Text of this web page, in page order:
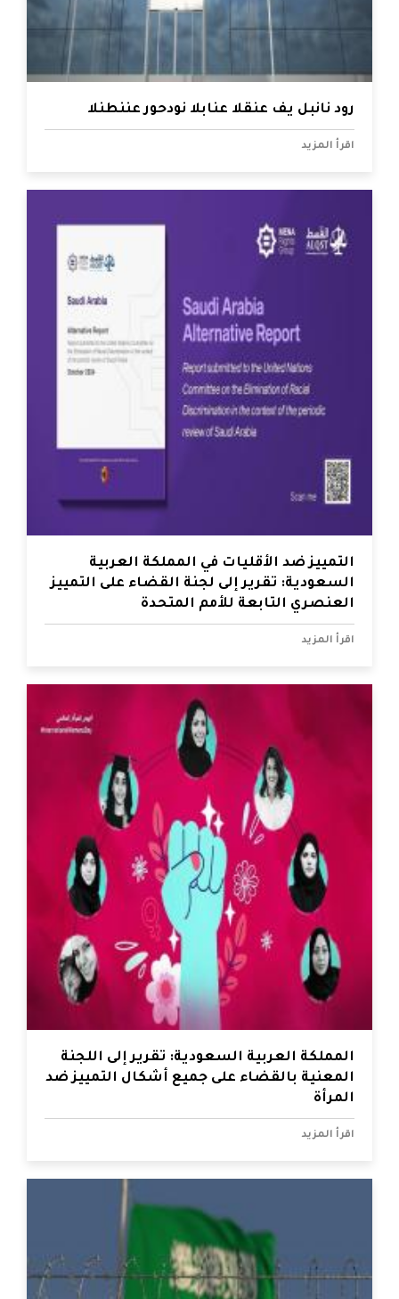
رود نانبل يف عنقلا عنابلا نودحور عننطنلا
اقرأ المزيد
التمييز ضد الأقليات في المملكة العربية
السعودية: تقرير إلى لجنة القضاء على التمييز
العنصري التابعة للأمم المتحدة
اقرأ المزيد
المملكة العربية السعودية: تقرير إلى اللجنة
المعنية بالقضاء على جميع أشكال التمييز ضد
المرأة
اقرأ المزيد